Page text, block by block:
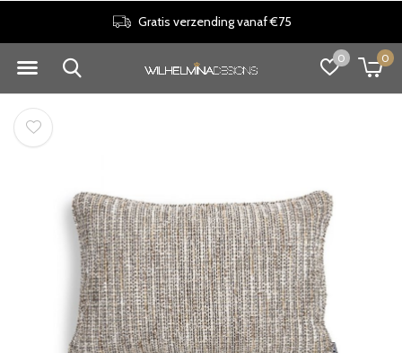
0 0
Gratis verzending vanaf €75